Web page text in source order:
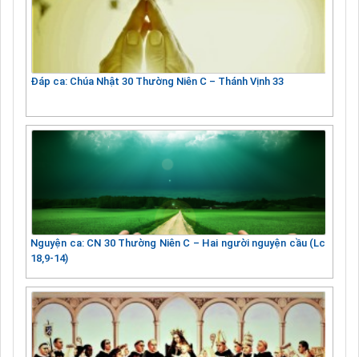
Đáp ca: Chúa Nhật 30 Thường Niên C – Thánh Vịnh 33
Nguyện ca: CN 30 Thường Niên C – Hai người nguyện cầu (Lc
18,9-14)